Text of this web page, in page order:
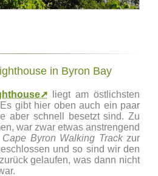
in Byron Bay
liegt am östlichsten
gibt hier oben auch ein paar
aber schnell besetzt sind. Zu
war zwar etwas anstrengend
Cape Byron Walking Trackzur
und so sind wir den
gelaufen, was dann nicht